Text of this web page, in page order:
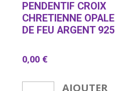
PENDENTIF CROIX
CHRETIENNE OPALE
DE FEU ARGENT 925
0,00 €
AJOUTER